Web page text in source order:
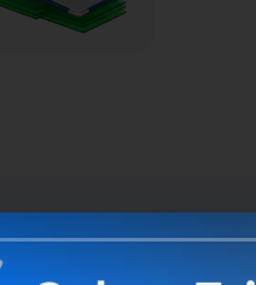
Telegram